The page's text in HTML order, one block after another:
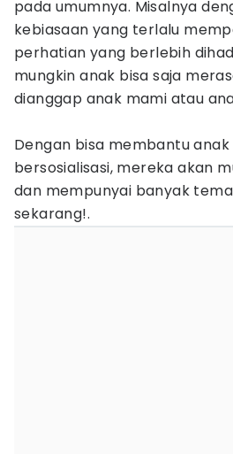
pada umumnya. Misalnya
kebiasaan yang terlalu
perhatian yang berlebih
mungkin anak bisa saja
dianggap anak mami atau
Dengan bisa membantu
bersosialisasi, mereka akan
dan mempunyai banyak
sekarang!.